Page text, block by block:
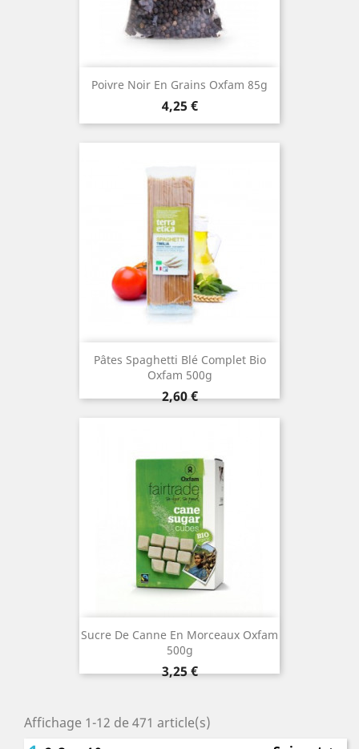
Poivre Noir En Grains Oxfam 85g
Prix
4,25 €
Pâtes Spaghetti Blé Complet Bio
Oxfam 500g
Prix
2,60 €
Sucre De Canne En Morceaux Oxfam
500g
Prix
3,25 €
Affichage 1-12 de 471 article(s)